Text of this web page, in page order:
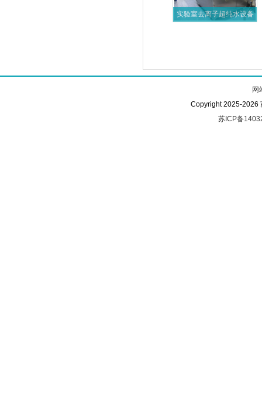
实验室去离子超纯水设备
网
Copyright 2025-2026
苏ICP备